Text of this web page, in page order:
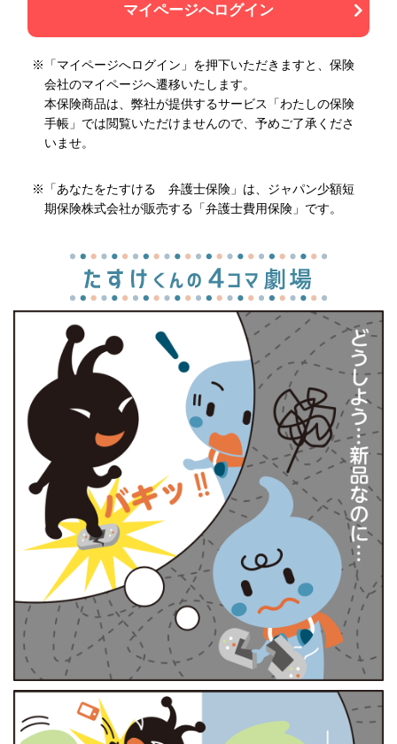
マイページへログイン
※「マイページへログイン」を押下いただきますと、保険
会社のマイページへ遷移いたします。
本保険商品は、弊社が提供するサービス「わたしの保険
手帳」では閲覧いただけませんので、予めご了承くださ
いませ。
※「あなたをたすける 弁護士保険」は、ジャパン少額短
期保険株式会社が販売する「弁護士費用保険」です。